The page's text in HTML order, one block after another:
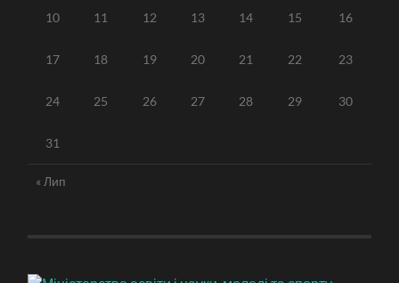
10 11 12 13 14 15 16
17 18 19 20 21 22 23
24 25 26 27 28 29 30
31
« Лип